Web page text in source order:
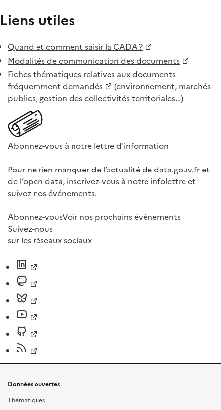
Liens utiles
Quand et comment saisir la CADA ?
Modalités de communication des documents
Fiches thématiques relatives aux documents
fréquemment demandés
(environnement, marchés
publics, gestion des collectivités territoriales…)
Abonnez-vous à notre lettre d'information
Pour ne rien manquer de l’actualité de data.gouv.fr et
de l’open data, inscrivez-vous à notre infolettre et
suivez nos événements.
Abonnez-vousVoir nos prochains évènements
Suivez-nous
sur les réseaux sociaux
Données ouvertes
Thématiques